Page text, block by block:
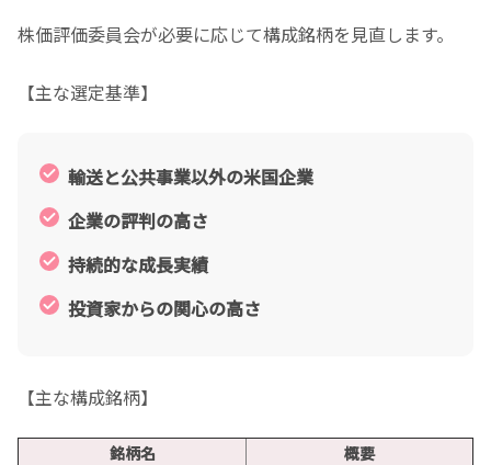
株価評価委員会が必要に応じて構成銘柄を見直します。
【主な選定基準】
輸送と公共事業以外の米国企業
企業の評判の高さ
持続的な成長実績
投資家からの関心の高さ
【主な構成銘柄】
銘柄名 概要